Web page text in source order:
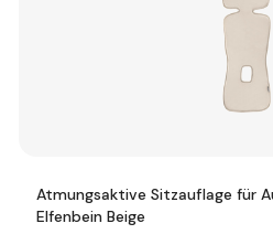
Atmungsaktive Sitzauflage für
Elfenbein Beige